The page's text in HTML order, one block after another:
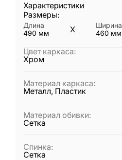
Характеристики
Размеры:
Длина
490 мм X
Ширина
460 мм
Цвет каркаса:
Хром
Материал каркаса:
Металл, Пластик
Материал обивки:
Сетка
Спинка:
Сетка